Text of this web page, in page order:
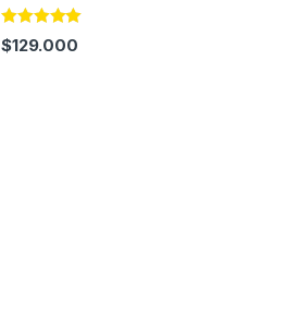
Rated 4.97
out of 5
$129.000